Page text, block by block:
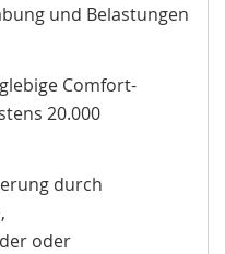
und Belastungen
Comfort-
20.000
durch
oder